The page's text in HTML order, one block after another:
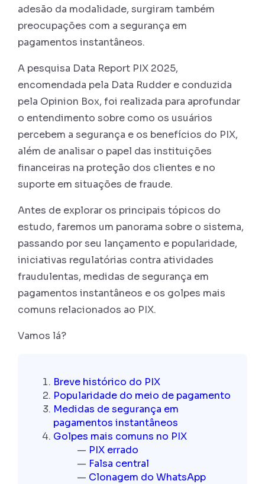
adesão da modalidade, surgiram também
preocupações com a segurança em
pagamentos instantâneos.
A pesquisa Data Report PIX 2025,
encomendada pela Data Rudder e conduzida
pela Opinion Box, foi realizada para aprofundar
o entendimento sobre como os usuários
percebem a segurança e os benefícios do PIX,
além de analisar o papel das instituições
financeiras na proteção dos clientes e no
suporte em situações de fraude.
Antes de explorar os principais tópicos do
estudo, faremos um panorama sobre o sistema,
passando por seu lançamento e popularidade,
iniciativas regulatórias contra atividades
fraudulentas, medidas de segurança em
pagamentos instantâneos e os golpes mais
comuns relacionados ao PIX.
Vamos lá?
Breve histórico do PIX
Popularidade do meio de pagamento
Medidas de segurança em
pagamentos instantâneos
Golpes mais comuns no PIX
PIX errado
Falsa central
Clonagem do WhatsApp